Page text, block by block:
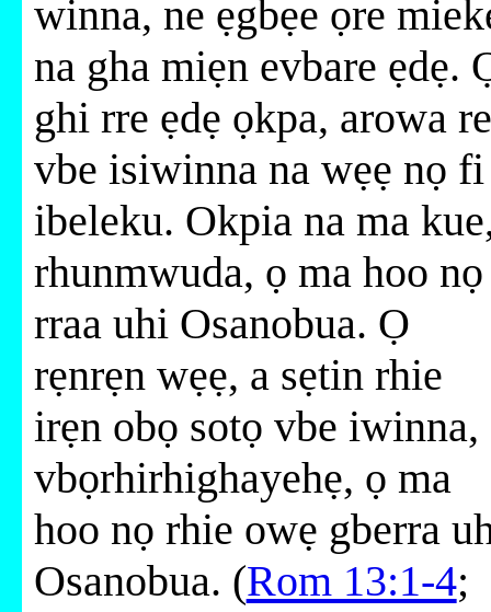
winna, ne ẹgbẹe ọre
na gha miẹn evbare ẹdẹ.
ghi rre ẹdẹ ọkpa, arowa re
vbe isiwinna na wẹẹ nọ fi
ibeleku. Okpia na ma
rhunmwuda, ọ ma hoo nọ
rraa uhi Osanobua. Ọ
rẹnrẹn wẹẹ, a sẹtin rhie
irẹn obọ sotọ vbe iwinna,
vbọrhirhighayehẹ, ọ ma
hoo nọ rhie owẹ gberra
Osanobua. (Rom 13:1-4;